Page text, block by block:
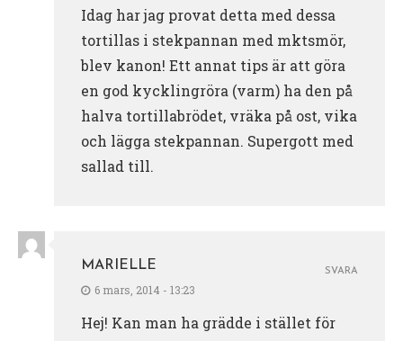
Idag har jag provat detta med dessa
tortillas i stekpannan med mktsmör,
blev kanon! Ett annat tips är att göra
en god kycklingröra (varm) ha den på
halva tortillabrödet, vräka på ost, vika
och lägga stekpannan. Supergott med
sallad till.
MARIELLE
6 mars, 2014 - 13:23
Hej! Kan man ha grädde i stället för
SVARA